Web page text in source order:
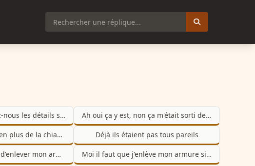
Ah non mais passez-nous les détails s'il-vous-plait Ah oui ça y est, non ça m'était sorti de la tête cette histoire
C'est pour savoir si en plus de la chiasse on s'apprête à crever dans la demi-heure Déjà ils étaient pas tous pareils
J'ai pas eu le temps d'enlever mon armure Moi il faut que j'enlève mon armure sinon il va se passer quelque chose d'atroce